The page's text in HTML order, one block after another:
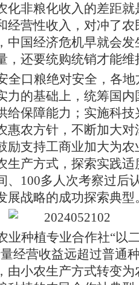
化非粮化收入的差距
营性收入，对冲了
国经济危机早就会
，还要统购统销才能维
全口粮绝对安全，各
力的基础上，统筹国
保障能力；实施科
惠农方针，不断加大
励支持工商业加大为
产方式，探索实践
100多人次考察过后
战略的成功探索典型
业种植专业合作社“以
经营收益远超过普通
小农生产方式转变